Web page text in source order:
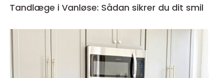
Tandlæge i Vanløse: Sådan sikrer du dit smil